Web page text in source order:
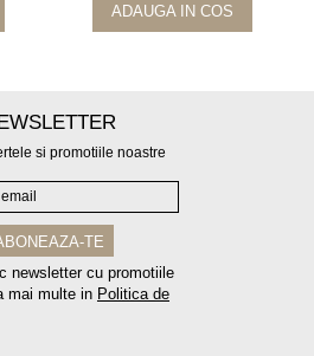
ADAUGA IN COS
si promotiile noastre
newsletter cu promotiile
mai multe in Politica de